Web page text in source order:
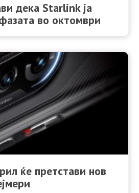
дека Starlink ја
во октомври
ќе претстави нов